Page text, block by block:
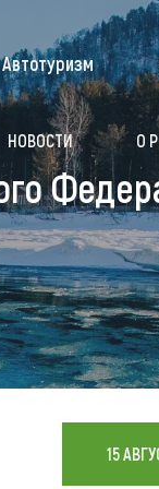
НОВОСТИ О
Автотуризм
15